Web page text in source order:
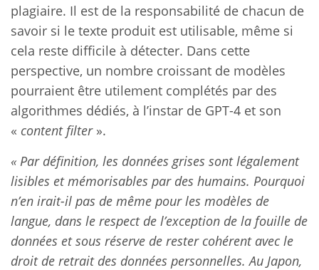
plagiaire. Il est de la responsabilité de chacun de
savoir si le texte produit est utilisable, même si
cela reste difficile à détecter. Dans cette
perspective, un nombre croissant de modèles
pourraient être utilement complétés par des
algorithmes dédiés, à l’instar de GPT-4 et son
« content filter».
« Par définition, les données grises sont légalement
lisibles et mémorisables par des humains. Pourquoi
n’en irait-il pas de même pour les modèles de
langue, dans le respect de l’exception de la fouille de
données et sous réserve de rester cohérent avec le
droit de retrait des données personnelles. Au Japon,